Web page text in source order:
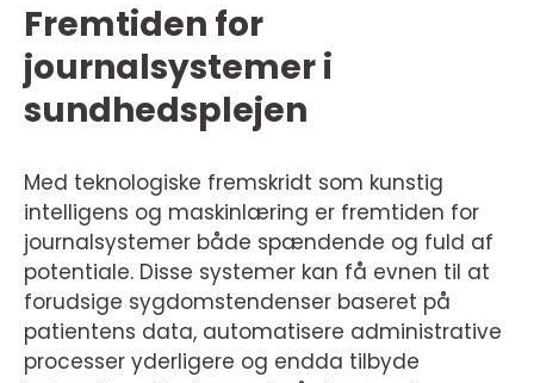
Fremtiden for
journalsystemer i
sundhedsplejen
Med teknologiske fremskridt som kunstig
intelligens og maskinlæring er fremtiden for
journalsystemer både spændende og fuld af
potentiale. Disse systemer kan få evnen til at
forudsige sygdomstendenser baseret på
patientens data, automatisere administrative
processer yderligere og endda tilbyde